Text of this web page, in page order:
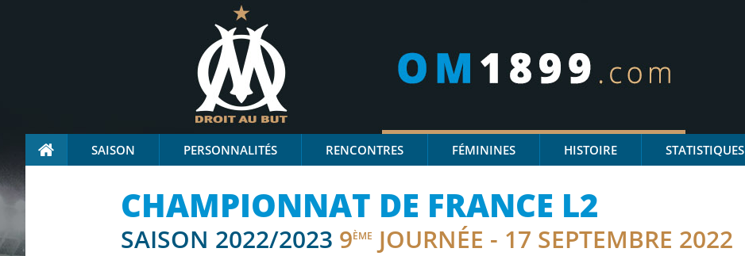
SAISON PERSONNALITÉS RENCONTRES FÉMININES HISTOIRE STATISTIQUES
CHAMPIONNAT DE FRANCE L2
SAISON 2022/2023 9ÈME JOURNÉE - 17 SEPTEMBRE 2022